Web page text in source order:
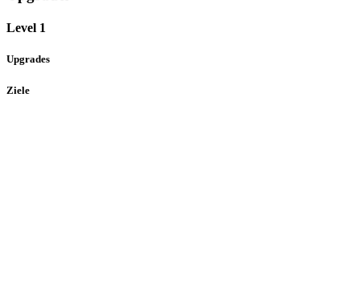
Level 1
Upgrades
Ziele